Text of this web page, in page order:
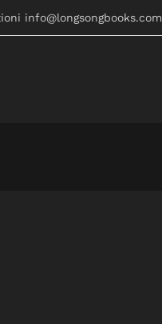
info@longsongbooks.com